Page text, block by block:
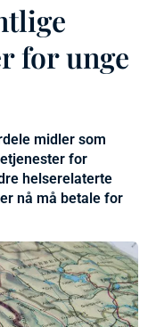
for unge
midler som
for
helserelaterte
nå må betale for